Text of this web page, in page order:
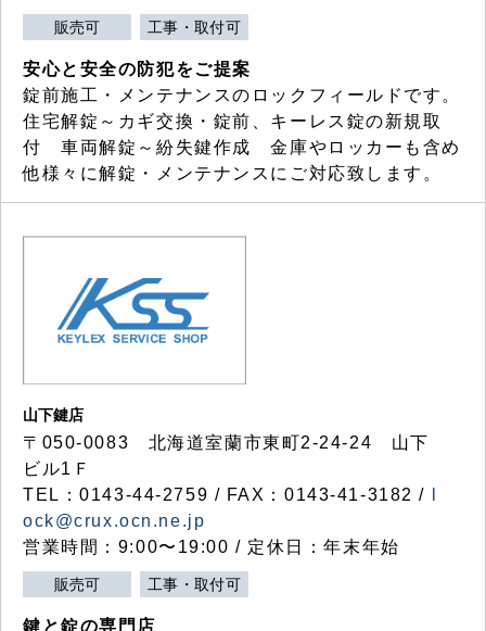
販売可 工事・取付可
安心と安全の防犯をご提案
錠前施工・メンテナンスのロックフィールドです。
住宅解錠～カギ交換・錠前、キーレス錠の新規取
付 車両解錠～紛失鍵作成 金庫やロッカーも含め
他様々に解錠・メンテナンスにご対応致します。
山下鍵店
〒050-0083 北海道室蘭市東町2-24-24 山下
ビル1Ｆ
TEL：0143-44-2759 / FAX：0143-41-3182 /
ock@crux.ocn.ne.jp
営業時間：9:00〜19:00 / 定休日：年末年始
販売可 工事・取付可
鍵と錠の専門店